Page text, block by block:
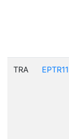
TRA